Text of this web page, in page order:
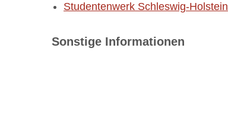
Studentenwerk Schleswig-Holstein
Sonstige Informationen